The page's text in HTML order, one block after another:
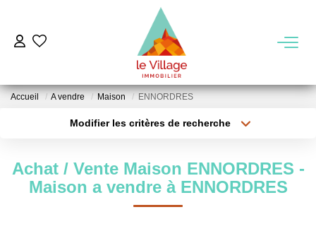
VENTE
Accueil A vendre Maison ENNORDRES
Modifier les critères de recherche
Sélectionnez...
Type de bien
Surface min
Achat / Vente Maison ENNORDRES -
Maison a vendre à ENNORDRES